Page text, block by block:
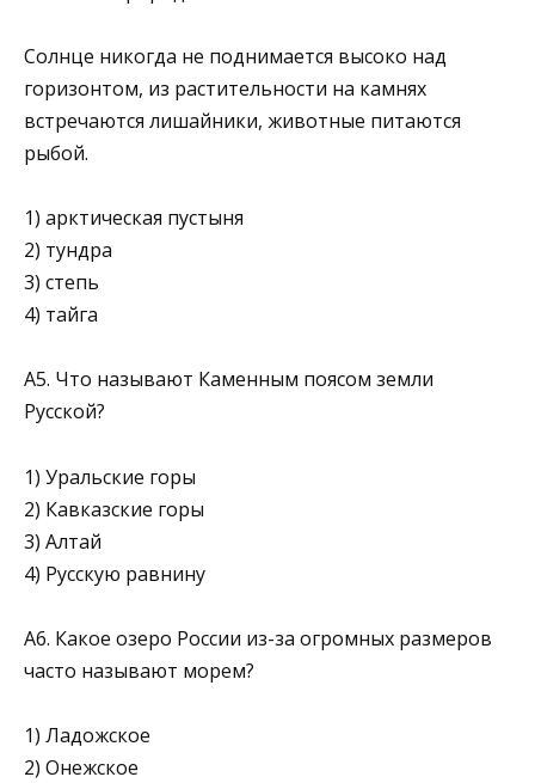
Солнце никогда не поднимается высоко над
горизонтом, из растительности на камнях
встречаются лишайники, животные питаются
рыбой.
1) арктическая пустыня
2) тундра
3) степь
4) тайга
А5. Что называют Каменным поясом земли
Русской?
1) Уральские горы
2) Кавказские горы
3) Алтай
4) Русскую равнину
А6. Какое озеро России из-за огромных размеров
часто называют морем?
1) Ладожское
2) Онежское